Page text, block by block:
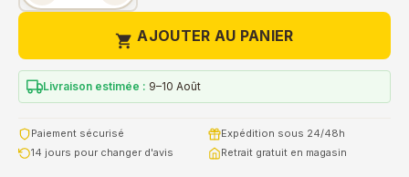
 AJOUTER AU PANIER
Livraison estimée : 9–10 Août
Paiement sécurisé
Expédition sous 24/48h
14 jours pour changer d'avis
Retrait gratuit en magasin